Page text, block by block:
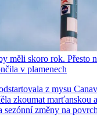
měli skoro rok. Přesto
v plamenech
z mysu
zkoumat marťanskou
sezónní změny na